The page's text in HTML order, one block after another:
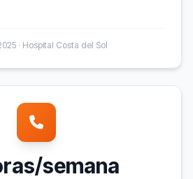
· Hospital Costa del Sol
semana